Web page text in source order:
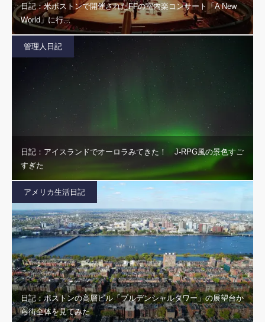
日記：米ボストンで開催されたFFの室内楽コンサート「A New
World」に行…
管理人日記
日記：アイスランドでオーロラみてきた！ J-RPG風の景色すご
すぎた
アメリカ生活日記
日記：ボストンの高層ビル「プルデンシャルタワー」の展望台か
ら街全体を見てみた